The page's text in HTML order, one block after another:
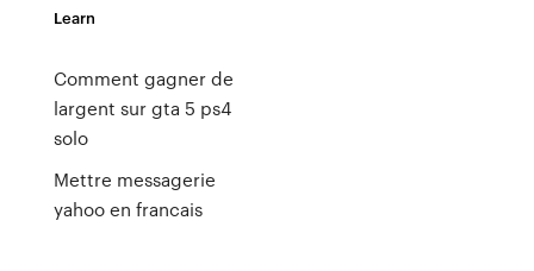
Learn
Comment gagner de
largent sur gta 5 ps4
solo
Mettre messagerie
yahoo en francais